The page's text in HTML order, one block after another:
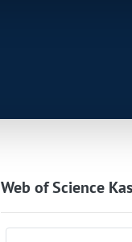
Web of Science